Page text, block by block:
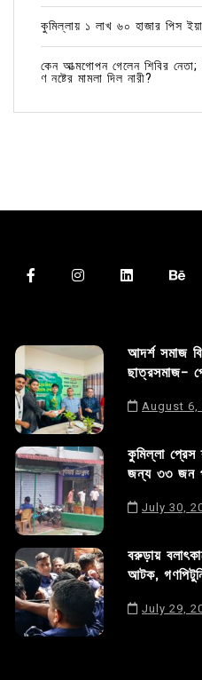
কুমিল্লায় ১ লাখ ৬০ হাজার পিস
কেন আত্মগোপন গেলেন শিবির
ণ নষ্টের মামলা দিল নারী?
আদর্শ সমাজ
ছাত্রসমাজ-
August 6,
কুমিল্লা প্রেস
জন্য ৩৩ জন
July 30,
বরুড়ায়
আটক,
July 29,